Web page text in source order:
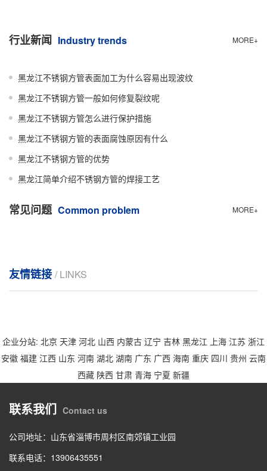
MORE+
行业新闻 Industry trends
黑龙江不锈钢方管表面加工为什么容易出现波纹
黑龙江不锈钢方管一般如何修复裂纹呢
黑龙江不锈钢方管怎么进行保护措施
黑龙江不锈钢方管的表面腐蚀原因有什么
黑龙江不锈钢方管的优势
黑龙江简单介绍不锈钢方管的焊接工艺
MORE+
常见问题 Common problem
友情链接 / LINKS
企业分站: 北京 天津 河北 山西 内蒙古 辽宁 吉林 黑龙江 上海 江苏 浙江
安徽 福建 江西 山东 河南 湖北 湖南 广东 广西 海南 重庆 四川 贵州 云南
西藏 陕西 甘肃 青海 宁夏 新疆
联系我们 Contact us
公司地址：山东省淄博市周村区南郊镇工业园
联系电话：13906435551